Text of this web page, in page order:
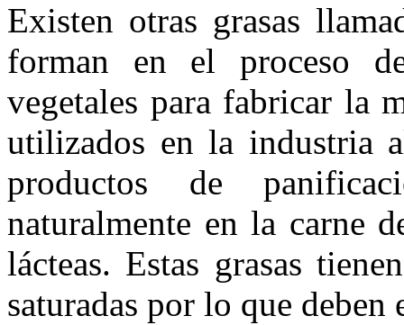
Existen otras grasas
forman en el proceso
vegetales para fabricar la
utilizados en la industria
productos de
naturalmente en la carne
lácteas. Estas grasas
saturadas por lo que deben